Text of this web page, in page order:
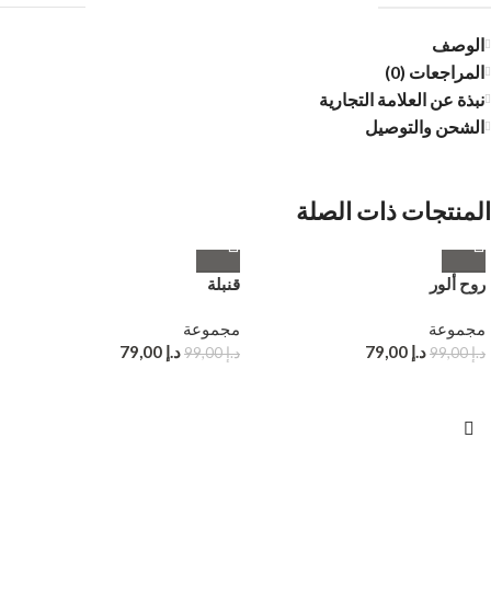
الوصف
المراجعات (0)
نبذة عن العلامة التجارية
الشحن والتوصيل
المنتجات ذات الصلة
روح ألور
مجموعة
د.إ99,00 د.إ
قنبلة
مجموعة
د.إ99,00 د.إ